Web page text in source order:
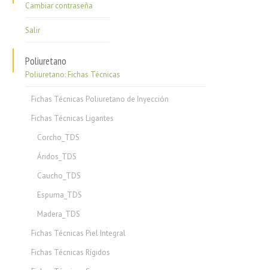
Cambiar contraseña
Salir
Poliuretano
Poliuretano: Fichas Técnicas
Fichas Técnicas Poliuretano de Inyección
Fichas Técnicas Ligantes
Corcho_TDS
Áridos_TDS
Caucho_TDS
Espuma_TDS
Madera_TDS
Fichas Técnicas Piel Integral
Fichas Técnicas Rígidos